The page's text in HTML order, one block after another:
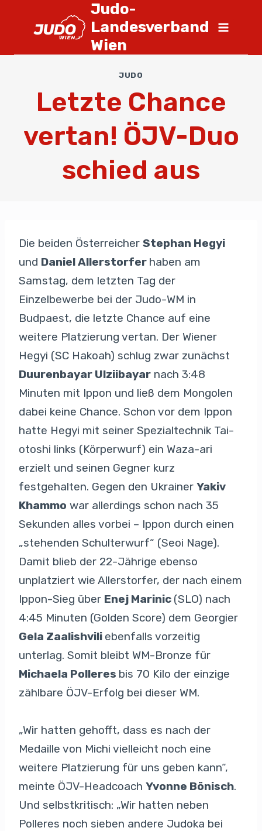
Judo-
Landesverband
Wien
JUDO
Letzte Chance
vertan! ÖJV-Duo
schied aus
Die beiden Österreicher Stephan Hegyi
und Daniel Allerstorfer haben am
Samstag, dem letzten Tag der
Einzelbewerbe bei der Judo-WM in
Budpaest, die letzte Chance auf eine
weitere Platzierung vertan. Der Wiener
Hegyi (SC Hakoah) schlug zwar zunächst
Duurenbayar Ulziibayar nach 3:48
Minuten mit Ippon und ließ dem Mongolen
dabei keine Chance. Schon vor dem Ippon
hatte Hegyi mit seiner Spezialtechnik Tai-
otoshi links (Körperwurf) ein Waza-ari
erzielt und seinen Gegner kurz
festgehalten. Gegen den Ukrainer Yakiv
Khammo war allerdings schon nach 35
Sekunden alles vorbei – Ippon durch einen
„stehenden Schulterwurf“ (Seoi Nage).
Damit blieb der 22-Jährige ebenso
unplatziert wie Allerstorfer, der nach einem
Ippon-Sieg über Enej Marinic (SLO) nach
4:45 Minuten (Golden Score) dem Georgier
Gela Zaalishvili ebenfalls vorzeitig
unterlag. Somit bleibt WM-Bronze für
Michaela Polleres bis 70 Kilo der einzige
zählbare ÖJV-Erfolg bei dieser WM.
„Wir hatten gehofft, dass es nach der
Medaille von Michi vielleicht noch eine
weitere Platzierung für uns geben kann“,
meinte ÖJV-Headcoach Yvonne Bönisch.
Und selbstkritisch: „Wir hatten neben
Polleres noch sieben andere Judoka bei